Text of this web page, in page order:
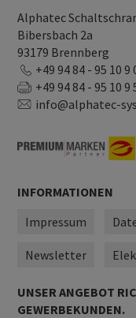
Alphatec
Bibersbach 2a
93179 Brennberg
+49 94 84 - 95 10 9
+49 94 84 - 95 10 9
info@alphatec-
INFORMATIONEN
Impressum
Newsletter
UNSER ANGEBOT
EWERBEKUNDEN.